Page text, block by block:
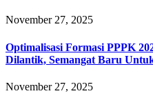
November 27, 2025
Optimalisasi Formasi PPPK
Dilantik, Semangat Baru
November 27, 2025